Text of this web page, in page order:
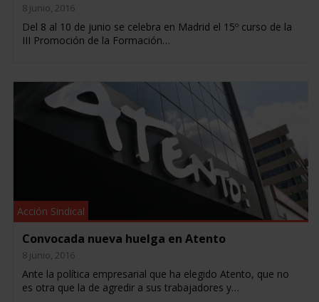
8 junio, 2016
Del 8 al 10 de junio se celebra en Madrid el 15º curso de la
III Promoción de la Formación…
Acción Sindical
Convocada nueva huelga en Atento
8 junio, 2016
Ante la política empresarial que ha elegido Atento, que no
es otra que la de agredir a sus trabajadores y…